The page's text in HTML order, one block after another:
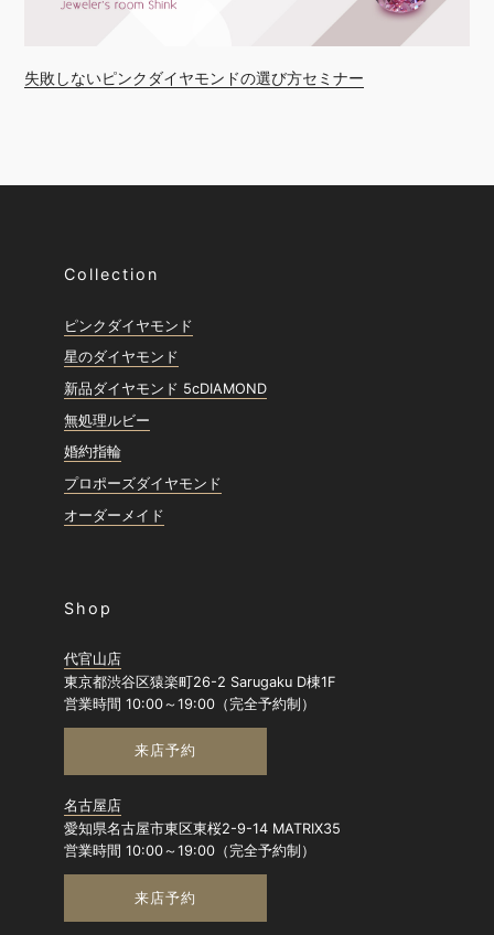
失敗しないピンクダイヤモンドの選び方セミナー
Collection
ピンクダイヤモンド
星のダイヤモンド
新品ダイヤモンド 5cDIAMOND
無処理ルビー
婚約指輪
プロポーズダイヤモンド
オーダーメイド
Shop
代官山店
東京都渋谷区猿楽町26-2 Sarugaku D棟1F
営業時間 10:00～19:00（完全予約制）
来店予約
名古屋店
愛知県名古屋市東区東桜2-9-14 MATRIX35
営業時間 10:00～19:00（完全予約制）
来店予約